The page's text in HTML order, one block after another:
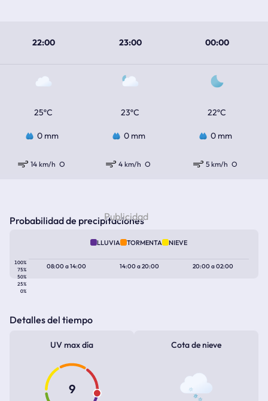
22:00 23:00 00:00
25ºC 23ºC 22ºC
0 mm 0 mm 0 mm
14 km/h O 4 km/h O 5 km/h O
Probabilidad de precipitaciones
LLUVIA TORMENTA NIEVE
100%
75%
50%
25%
0%
08:00a14:00 14:00a20:00 20:00a02:00
Detalles del tiempo
UV max día
9
Cota de nieve